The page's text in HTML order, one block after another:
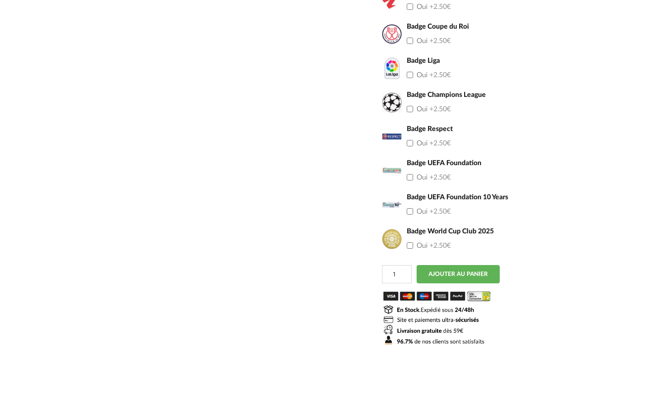
Oui +2.50€
Badge Coupe du Roi
Oui +2.50€
Badge Liga
Oui +2.50€
Badge Champions League
Oui +2.50€
Badge Respect
Oui +2.50€
Badge UEFA Foundation
Oui +2.50€
Badge UEFA Foundation 10 Years
Oui +2.50€
Badge World Cup Club 2025
Oui +2.50€
quantité
Maillot
Madrid
Enfant
Exterieur
2026
2027
AJOUTER AU PANIER